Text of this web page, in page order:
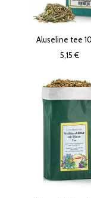
Aluseline tee
5,15 €